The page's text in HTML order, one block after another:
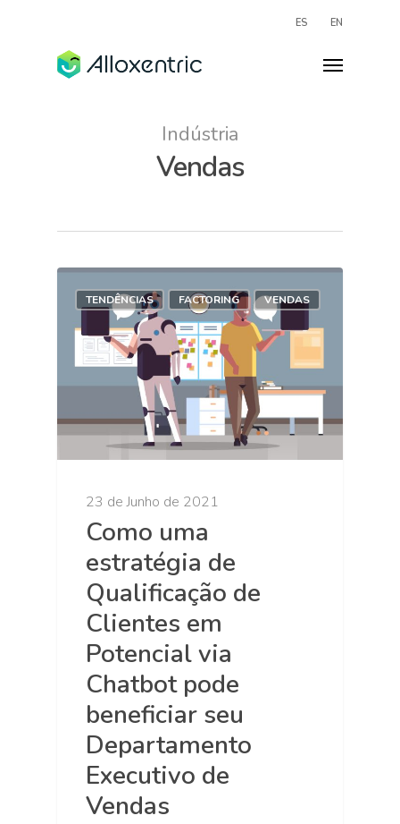
ES EN
Indústria
Vendas
TENDÊNCIAS FACTORING VENDAS
23 de Junho de 2021
Como uma
estratégia de
Qualificação de
Clientes em
Potencial via
Chatbot pode
beneficiar seu
Departamento
Executivo de
Vendas